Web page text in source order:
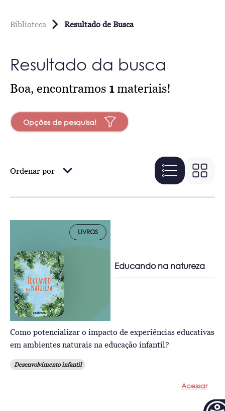
Biblioteca Resultado de Busca
Resultado da busca
Boa, encontramos 1materiais!
Opções de pesquisa!
Ordenar por
LIVROS
Educando na natureza
Como potencializar o impacto de experiências educativas
em ambientes naturais na educação infantil?
Desenvolvimento infantil
Acessar